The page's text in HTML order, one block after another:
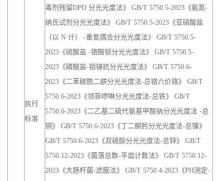
执行
标准
毒剂残留DPD 分光光度法》 GB/T 5750.5-2023《氨氮-
纳氏试剂分光光度法》 GB/T 5750.5-2023《亚硝酸盐
（以 N 计） -重氮偶合分光光度法》 GB/T 5750.5-
2023《硫酸盐 -铬酸钡分光光度法》 GB/T 5750.5-
2023《磷酸盐-钼锑抗分光光度法》 GB/T 5750.6-
2023《二苯碳酰二肼分光光度法-总铬六价铬》 GB/T
5750.6-2023《邻菲啰啉分光光度法-总铁》 GB/T
5750.6-2023《二乙基二硫代氨基甲酸钠分光光度法 -总
铜》 GB/T 5750.6-2023《丁二酮肟分光光度法-总镍》
GB/T 5750.6-2023《双硫腙分光光度法-总锌》 GB/T
5750.12-2023《菌落总数-平皿计数法》 GB/T 5750.12-
2023《大肠杆菌-滤膜法》 GB/T 5750.4-2023《PH测定-